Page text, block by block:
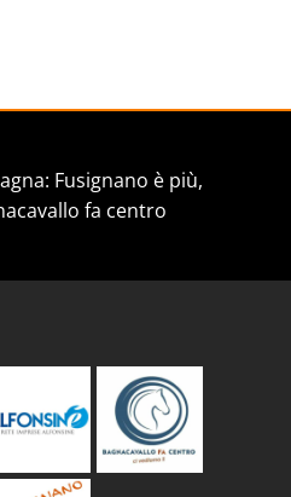
Fusignano è più,
fa centro